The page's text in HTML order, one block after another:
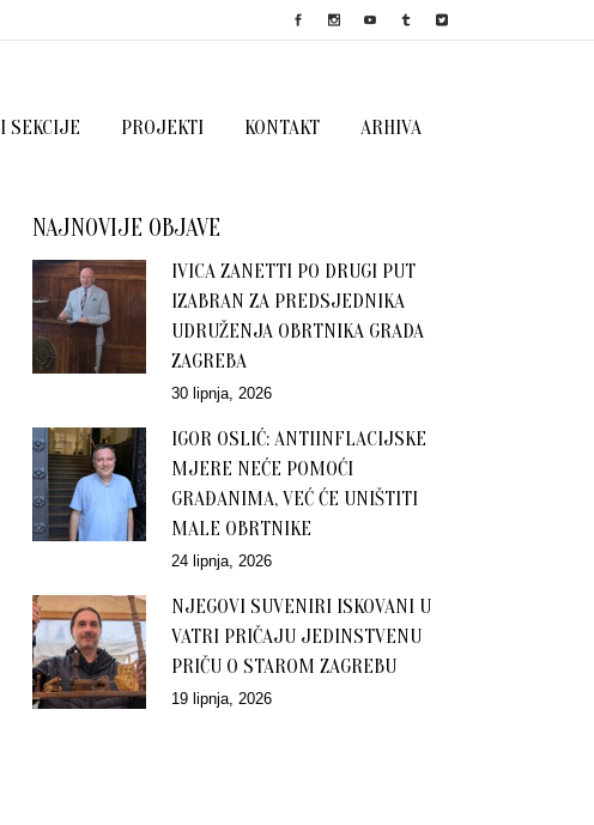
SEKCIJE PROJEKTI KONTAKT ARHIVA
NAJNOVIJE OBJAVE
IVICA ZANETTI PO DRUGI PUT
IZABRAN ZA PREDSJEDNIKA
UDRUŽENJA OBRTNIKA GRADA
ZAGREBA
30 lipnja, 2026
IGOR OSLIĆ: ANTIINFLACIJSKE
MJERE NEĆE POMOĆI
GRAĐANIMA, VEĆ ĆE UNIŠTITI
MALE OBRTNIKE
24 lipnja, 2026
NJEGOVI SUVENIRI ISKOVANI U
VATRI PRIČAJU JEDINSTVENU
PRIČU O STAROM ZAGREBU
19 lipnja, 2026